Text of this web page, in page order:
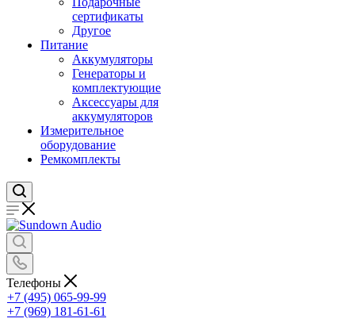
сертификаты
Другое
Питание
Аккумуляторы
Генераторы и
комплектующие
Аксессуары для
аккумуляторов
Измерительное
оборудование
Ремкомплекты
Телефоны
+7 (495) 065-99-99
+7 (969) 181-61-61